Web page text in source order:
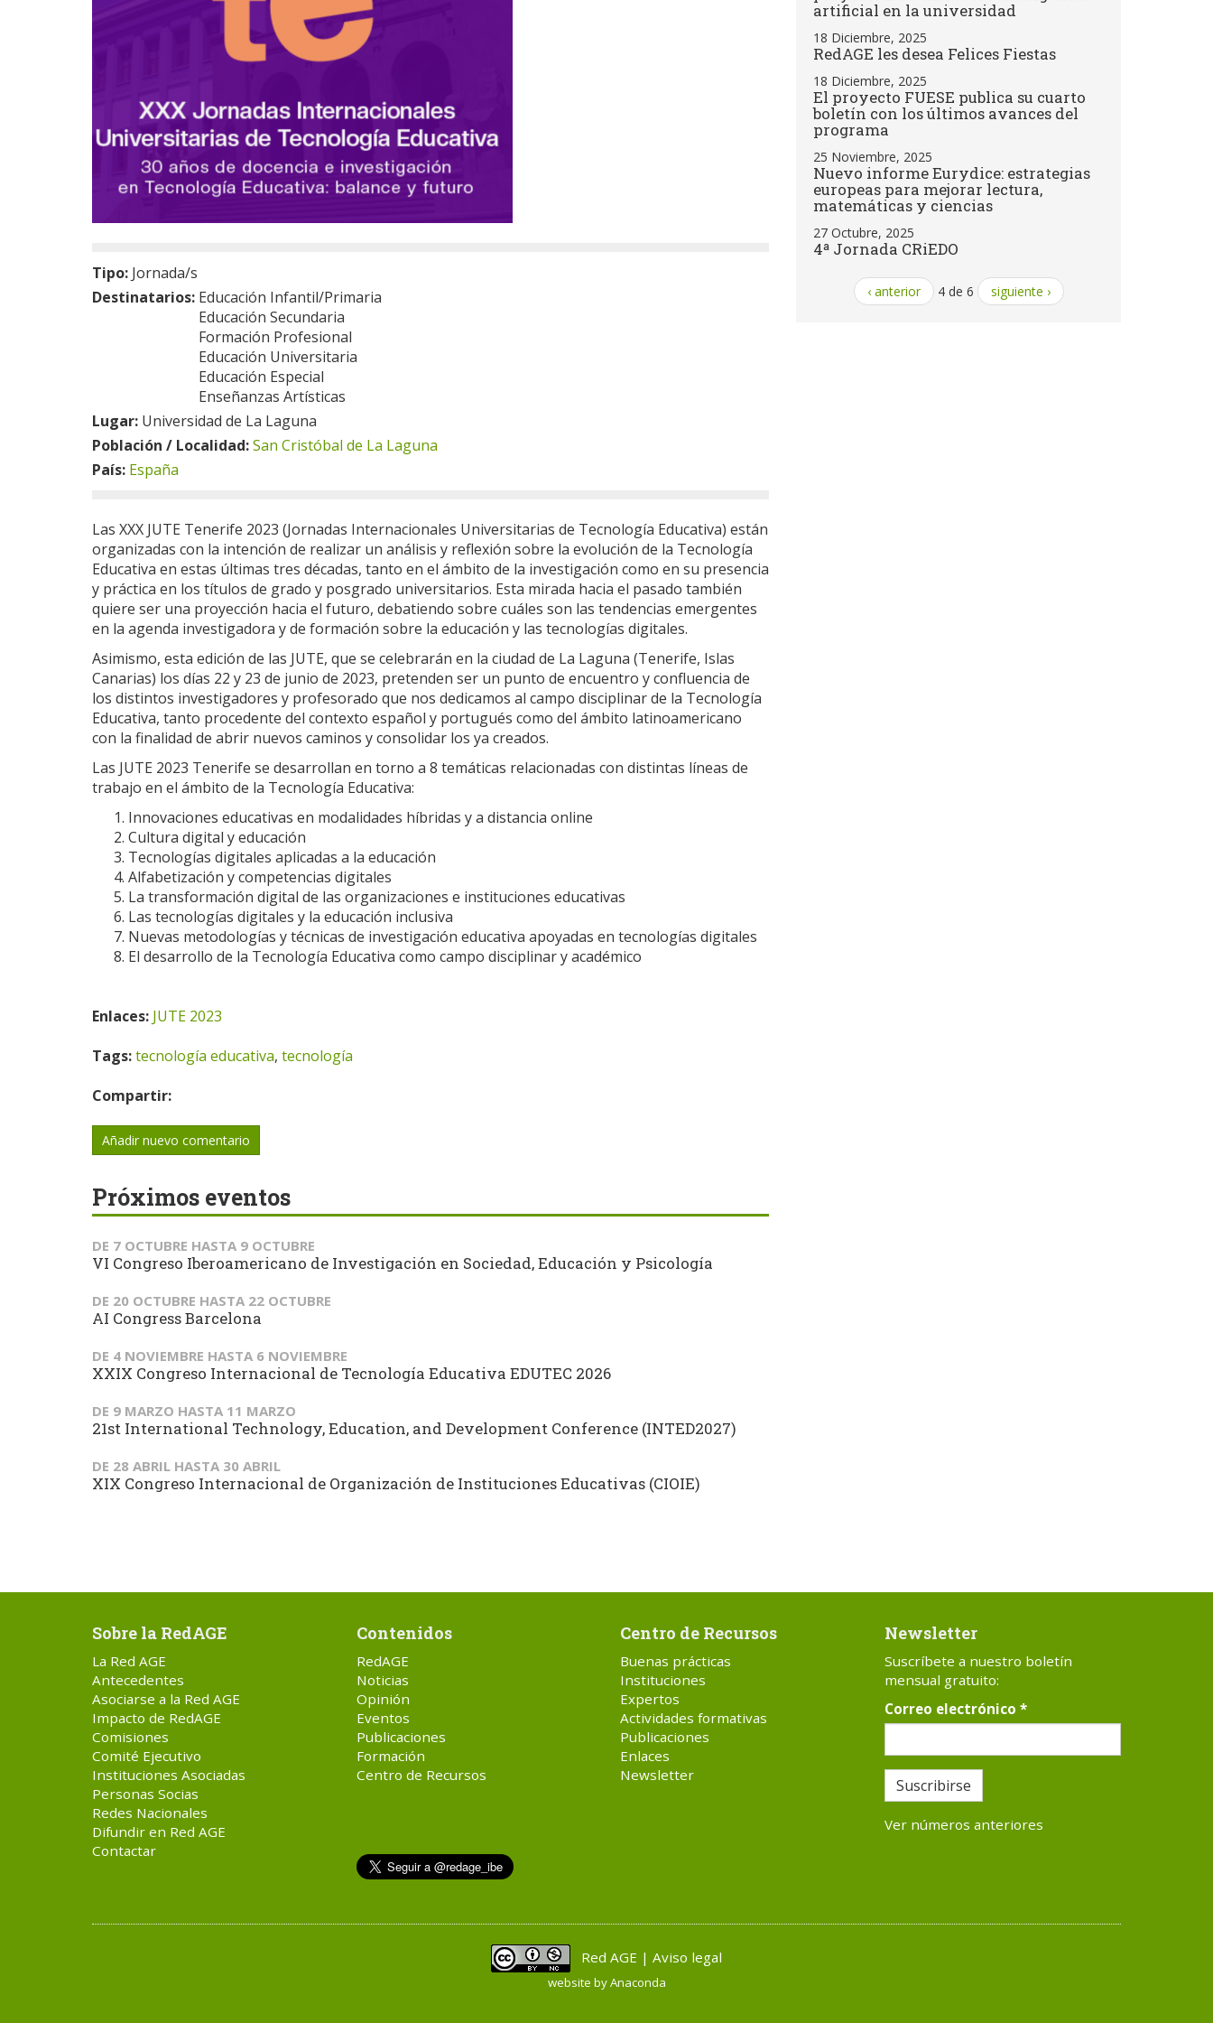
Tipo: Jornada/s
Destinatarios: Educación Infantil/Primaria
Educación Secundaria
Formación Profesional
Educación Universitaria
Educación Especial
Enseñanzas Artísticas
Lugar: Universidad de La Laguna
Población / Localidad:San Cristóbal de La Laguna
País: España
Las XXX JUTE Tenerife 2023 (Jornadas Internacionales Universitarias de Tecnología Educativa) están
organizadas con la intención de realizar un análisis y reflexión sobre la evolución de la Tecnología
Educativa en estas últimas tres décadas, tanto en el ámbito de la investigación como en su presencia
y práctica en los títulos de grado y posgrado universitarios. Esta mirada hacia el pasado también
quiere ser una proyección hacia el futuro, debatiendo sobre cuáles son las tendencias emergentes
en la agenda investigadora y de formación sobre la educación y las tecnologías digitales.
Asimismo, esta edición de las JUTE, que se celebrarán en la ciudad de La Laguna (Tenerife, Islas
Canarias) los días 22 y 23 de junio de 2023, pretenden ser un punto de encuentro y confluencia de
los distintos investigadores y profesorado que nos dedicamos al campo disciplinar de la Tecnología
Educativa, tanto procedente del contexto español y portugués como del ámbito latinoamericano
con la finalidad de abrir nuevos caminos y consolidar los ya creados.
Las JUTE 2023 Tenerife se desarrollan en torno a 8 temáticas relacionadas con distintas líneas de
trabajo en el ámbito de la Tecnología Educativa:
Innovaciones educativas en modalidades híbridas y a distancia online
Cultura digital y educación
Tecnologías digitales aplicadas a la educación
Alfabetización y competencias digitales
La transformación digital de las organizaciones e instituciones educativas
Las tecnologías digitales y la educación inclusiva
Nuevas metodologías y técnicas de investigación educativa apoyadas en tecnologías digitales
El desarrollo de la Tecnología Educativa como campo disciplinar y académico
Enlaces: JUTE 2023
Tags:tecnología educativa, tecnología
Compartir:
Añadir nuevo comentario
Próximos eventos
DE 7 OCTUBRE HASTA 9 OCTUBRE
VI Congreso Iberoamericano de Investigación en Sociedad, Educación y Psicología
DE 20 OCTUBRE HASTA 22 OCTUBRE
AI Congress Barcelona
DE 4 NOVIEMBRE HASTA 6 NOVIEMBRE
XXIX Congreso Internacional de Tecnología Educativa EDUTEC 2026
DE 9 MARZO HASTA 11 MARZO
21st International Technology, Education, and Development Conference (INTED2027)
DE 28 ABRIL HASTA 30 ABRIL
XIX Congreso Internacional de Organización de Instituciones Educativas (CIOIE)
artificial en la universidad
18 Diciembre, 2025
RedAGE les desea Felices Fiestas
18 Diciembre, 2025
El proyecto FUESE publica su cuarto
boletín con los últimos avances del
programa
25 Noviembre, 2025
Nuevo informe Eurydice: estrategias
europeas para mejorar lectura,
matemáticas y ciencias
27 Octubre, 2025
4ª Jornada CRiEDO
‹ anterior 4 de 6 siguiente ›
Sobre la RedAGE
La Red AGE
Antecedentes
Asociarse a la Red AGE
Impacto de RedAGE
Comisiones
Comité Ejecutivo
Instituciones Asociadas
Personas Socias
Redes Nacionales
Difundir en Red AGE
Contactar
Contenidos
RedAGE
Noticias
Opinión
Eventos
Publicaciones
Formación
Centro de Recursos
Centro de Recursos
Buenas prácticas
Instituciones
Expertos
Actividades formativas
Publicaciones
Enlaces
Newsletter
Newsletter
Suscríbete a nuestro boletín
mensual gratuito:
Correo electrónico *
Suscribirse
Ver números anteriores
Red AGE | Aviso legal
website byAnaconda